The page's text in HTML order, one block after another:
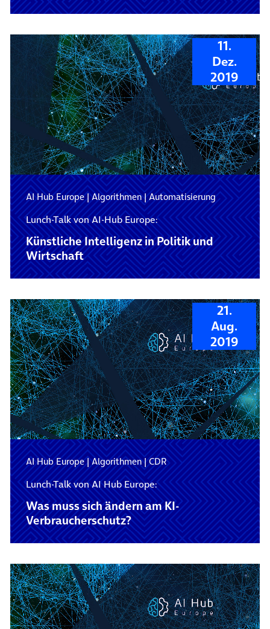
11.
Dez.
2019
AI Hub Europe|Algorithmen|Automatisierung
Lunch-Talk von AI-Hub Europe:
Künstliche Intelligenz in Politik und
Wirtschaft
21.
Aug.
2019
AI Hub Europe|Algorithmen|CDR
Lunch-Talk von AI Hub Europe:
Was muss sich ändern am KI-
Verbraucherschutz?